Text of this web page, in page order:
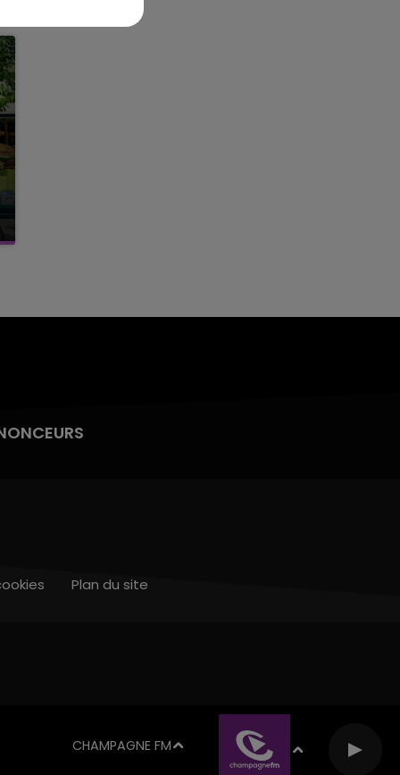
CHAMPAGNE FM
Plan du site